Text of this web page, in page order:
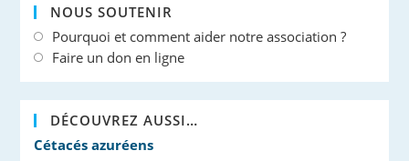
NOUS SOUTENIR
Pourquoi et comment aider notre association ?
Faire un don en ligne
DÉCOUVREZ AUSSI…
Cétacés azuréens